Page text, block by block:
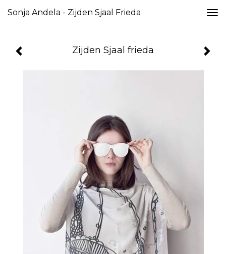
Sonja Andela - Zijden Sjaal Frieda
Zijden Sjaal frieda